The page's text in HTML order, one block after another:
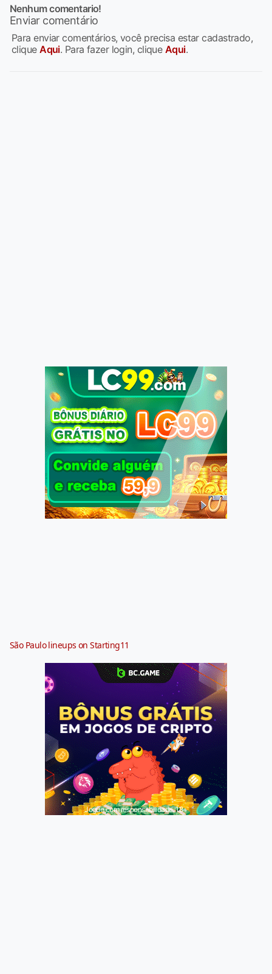
Nenhum comentario!
Enviar comentário
Para enviar comentários, você precisa estar cadastrado,
cliqueAqui. Para fazer login, clique Aqui.
São Paulo lineups on Starting11
Jogue com responsabilidade. 18+